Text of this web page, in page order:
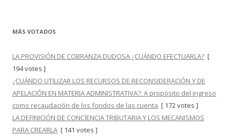
MÁS VOTADOS
LA PROVISIÓN DE COBRANZA DUDOSA ¿CUÁNDO EFECTUARLA? [
194 votes ]
¿CUÁNDO UTILIZAR LOS RECURSOS DE RECONSIDERACIÓN Y DE
APELACIÓN EN MATERIA ADMINISTRATIVA?: A propósito del ingreso
como recaudación de los fondos de las cuenta [ 172 votes ]
LA DEFINICIÓN DE CONCIENCIA TRIBUTARIA Y LOS MECANISMOS
PARA CREARLA [ 141 votes ]